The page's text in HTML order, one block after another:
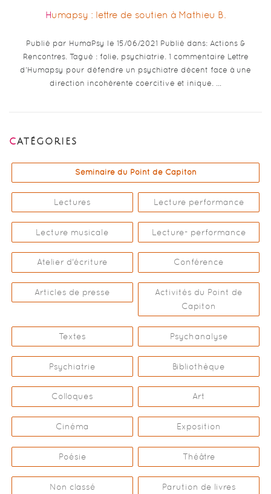
Humapsy : lettre de soutien à Mathieu B.
Publié par HumaPsy le 15/06/2021 Publié dans: Actions &
Rencontres. Tagué : folie, psychiatrie. 1 commentaire Lettre
d’Humapsy pour défendre un psychiatre décent face à une
direction incohérente coercitive et inique. …
CATÉGORIES
Séminaire du Point de Capiton
Lectures Lecture performance
Lecture musicale Lecture- performance
Atelier d'écriture Conférence
Articles de presse
Activités du Point de
Capiton
Textes Psychanalyse
Psychiatrie Bibliothèque
Colloques Art
Cinéma Exposition
Poésie Théâtre
Non classé Parution de livres